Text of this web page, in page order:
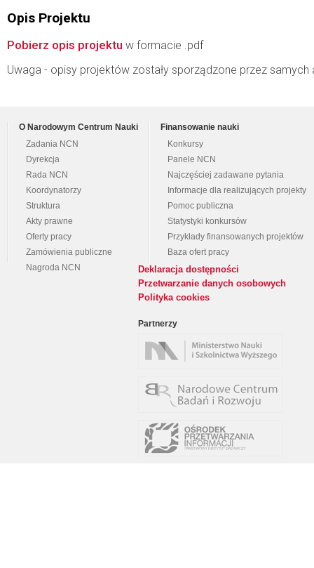
Opis Projektu
Pobierz opis projektu w formacie .pdf
Uwaga - opisy projektów zostały sporządzone przez
O Narodowym Centrum Nauki
Zadania NCN
Dyrekcja
Rada NCN
Koordynatorzy
Struktura
Akty prawne
Oferty pracy
Zamówienia publiczne
Nagroda NCN
Finansowanie nauki
Konkursy
Panele NCN
Najczęściej zadawane pytania
Informacje dla realizujących projekty
Pomoc publiczna
Statystyki konkursów
Przykłady finansowanych projektów
Baza ofert pracy
Deklaracja dostępności
Przetwarzanie danych osobowych
Polityka cookies
Partnerzy